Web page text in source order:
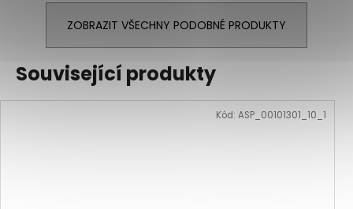
ZOBRAZIT VŠECHNY PODOBNÉ PRODUKTY
Související produkty
Kód: ASP_00101301_10_1